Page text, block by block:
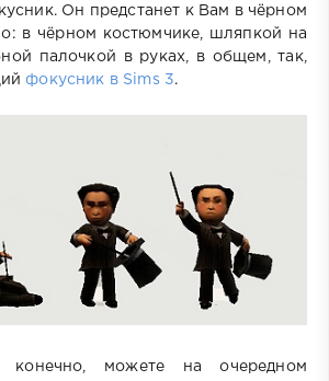
Он предстанет к Вам в чёрном
в чёрном костюмчике, шляпкой на
палочкой в руках, в общем, так,
фокусник в Sims 3.
можете на очередном